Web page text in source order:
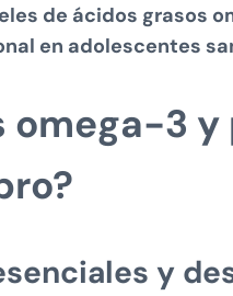
de ácidos grasos
en adolescentes
omega-3
y